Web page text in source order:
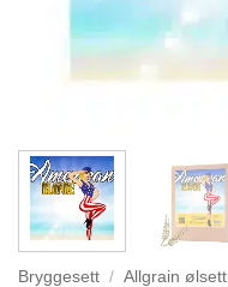
Bryggesett / Allgrain ølsett